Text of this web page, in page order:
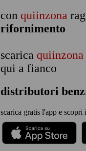
con quiinzona
rifornimento
scarica quiinzona
qui a fianco
distributori
scarica gratis l'app e